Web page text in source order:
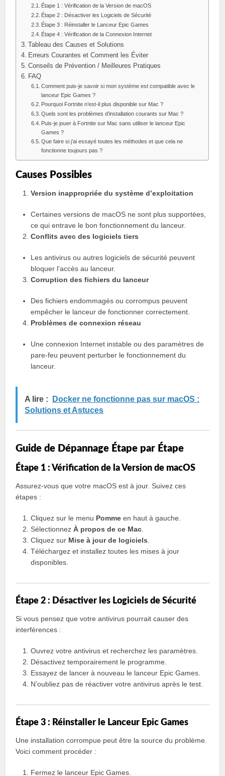
Étape 1 : Vérification de la Version de macOS
Étape 2 : Désactiver les Logiciels de Sécurité
Étape 3 : Réinstaller le Lanceur Epic Games
Étape 4 : Vérification de la Connexion Internet
Tableau des Causes et Solutions
Erreurs Courantes et Comment les Éviter
Conseils de Prévention / Meilleures Pratiques
FAQ
Comment puis-je savoir si mon système est compatible avec le
lanceur Epic Games ?
Pourquoi Fortnite n’est-il plus disponible sur Mac ?
Quels sont les problèmes d’installation courants sur Mac ?
Puis-je jouer à Fortnite sur Mac sans utiliser le lanceur Epic
Games ?
Que faire si j’ai essayé toutes les méthodes et que cela ne
fonctionne toujours pas ?
Causes Possibles
Version inappropriée du système d’exploitation
Certaines versions de macOS ne sont plus supportées,
ce qui entrave le bon fonctionnement du lanceur.
Conflits avec des logiciels tiers
Les antivirus ou autres logiciels de sécurité peuvent
bloquer l’accès au lanceur.
Corruption des fichiers du lanceur
Des fichiers endommagés ou corrompus peuvent
empêcher le lanceur de fonctionner correctement.
Problèmes de connexion réseau
Une connexion Internet instable ou des paramètres de
pare-feu peuvent perturber le fonctionnement du
lanceur.
A lire :
Docker ne fonctionne pas sur macOS :
Solutions et Astuces
Guide de Dépannage Étape par Étape
Étape 1 : Vérification de la Version de macOS
Assurez-vous que votre macOS est à jour. Suivez ces
étapes :
Cliquez sur le menu Pomme en haut à gauche.
SélectionnezÀ propos de ce Mac
Cliquez sur Mise à jour de logiciels
Téléchargez et installez toutes les mises à jour
disponibles.
Étape 2 : Désactiver les Logiciels de Sécurité
Si vous pensez que votre antivirus pourrait causer des
interférences :
Ouvrez votre antivirus et recherchez les paramètres.
Désactivez temporairement le programme.
Essayez de lancer à nouveau le lanceur Epic Games.
N’oubliez pas de réactiver votre antivirus après le test.
Étape 3 : Réinstaller le Lanceur Epic Games
Une installation corrompue peut être la source du problème.
Voici comment procéder :
Fermez le lanceur Epic Games.